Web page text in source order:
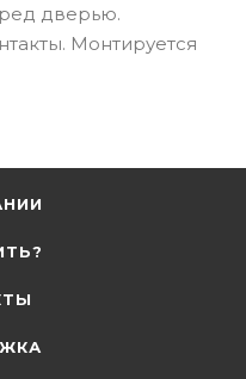
дверью.
Монтируется